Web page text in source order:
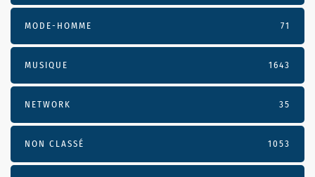
MODE-HOMME 71
MUSIQUE 1643
NETWORK 35
NON CLASSÉ 1053